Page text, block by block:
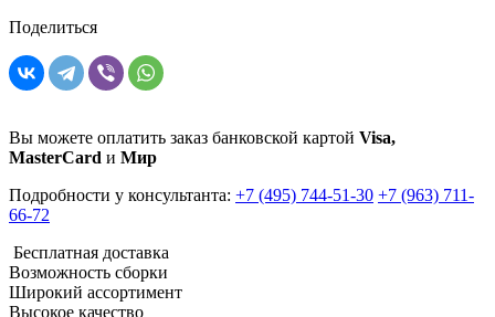
Поделиться
Вы можете оплатить заказ банковской картой Visa,
MasterCard и Мир
Подробности у консультанта: +7 (495) 744-51-30 +7 (963) 711-
66-72
Бесплатная доставка
Возможность сборки
Широкий ассортимент
Высокое качество